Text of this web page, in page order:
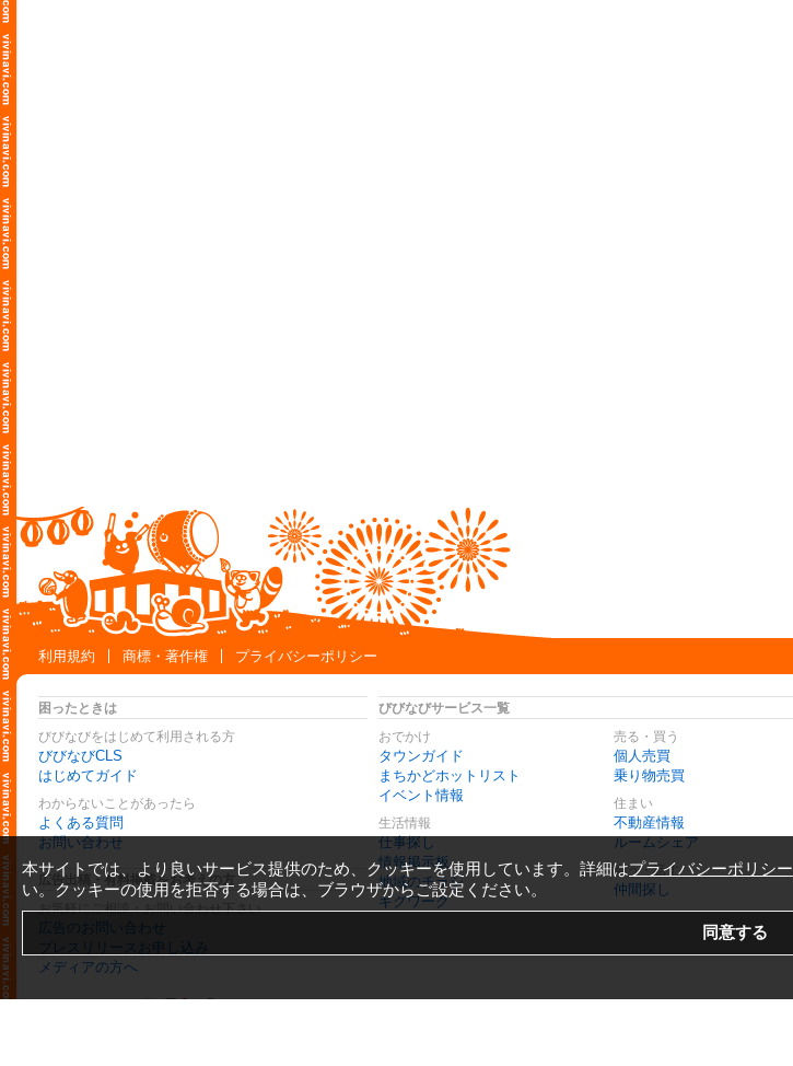
利用規約
商標・著作権 プライバシーポリシー
困ったときは
びびなびをはじめて利用される方
びびなびCLS
はじめてガイド
わからないことがあったら
よくある質問
お問い合わせ
広告出稿・有料掲載をお考えの方
お気軽にご相談・お問い合わせ下さい
広告のお問い合わせ
プレスリリースお申し込み
メディアの方へ
びびなびサービス一覧
おでかけ
タウンガイド
まちかどホットリスト
イベント情報
生活情報
仕事探し
情報掲示板
地域のチラシ
ギグワーク
売る・買う
個人売買
乗り物売買
住まい
不動産情報
ルームシェア
会う・話す
仲間探し
本サイトでは、より良いサービス提供のため、クッキーを使用しています。詳細はプライバシーポリシー
い。クッキーの使用を拒否する場合は、ブラウザからご設定ください。